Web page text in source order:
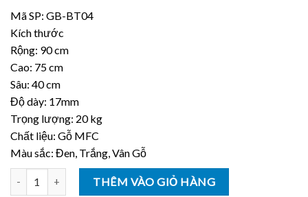
Mã SP: GB-BT04
Kích thước
Rộng: 90 cm
Cao: 75 cm
Sâu: 40 cm
Độ dày: 17mm
Trọng lượng: 20 kg
Chất liệu: Gỗ MFC
Màu sắc: Đen, Trắng, Vân Gỗ
THÊM VÀO GIỎ HÀNG